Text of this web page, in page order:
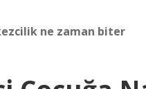
ne zaman biter